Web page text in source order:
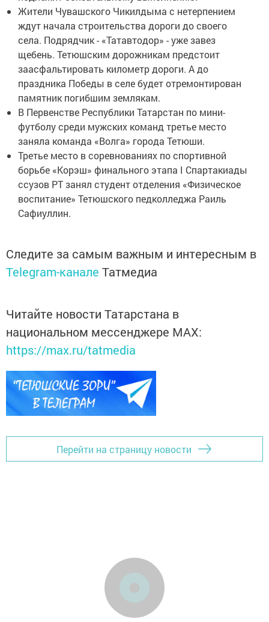
Жители Чувашского Чикилдыма с нетерпением
ждут начала строительства дороги до своего
села. Подрядчик - «Татавтодор» - уже завез
щебень. Тетюшским дорожникам предстоит
заасфальтировать километр дороги. А до
праздника Победы в селе будет отремонтирован
памятник погибшим землякам.
В Первенстве Республики Татарстан по мини-
футболу среди мужских команд третье место
заняла команда «Волга» города Тетюши.
Третье место в соревнованиях по спортивной
борьбе «Корэш» финального этапа I Cпартакиады
ссузов РТ занял студент отделения «Физическое
воспитание» Тетюшского педколледжа Раиль
Сафиуллин.
Следите за самым важным и интересным в
Telegram-канале Татмедиа
Читайте новости Татарстана в
национальном мессенджере MАХ:
https://max.ru/tatmedia
Перейти на страницу новости